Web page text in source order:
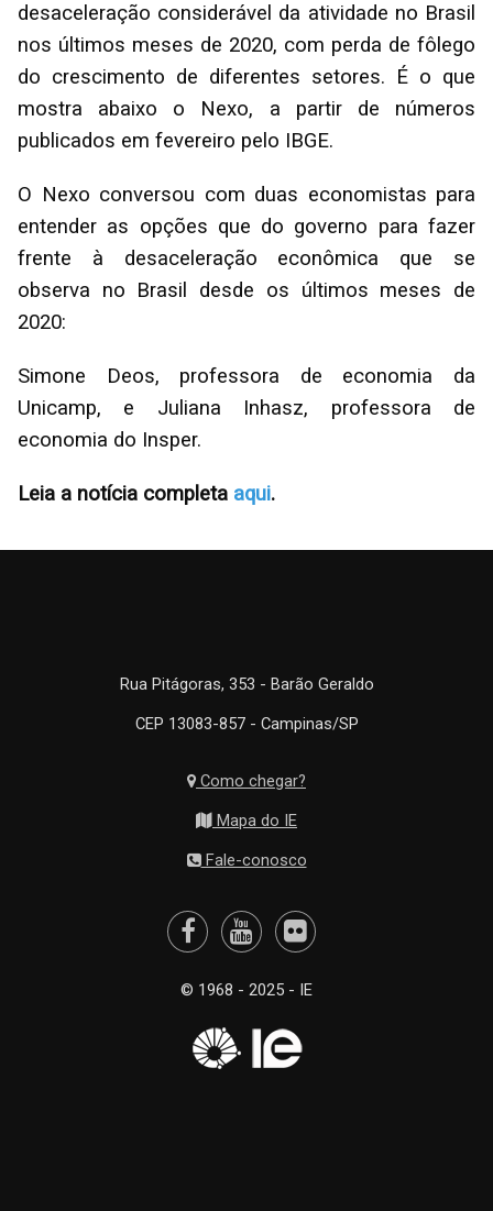
desaceleração considerável da atividade no Brasil
nos últimos meses de 2020, com perda de fôlego
do crescimento de diferentes setores. É o que
mostra abaixo o Nexo, a partir de números
publicados em fevereiro pelo IBGE.
O Nexo conversou com duas economistas para
entender as opções que do governo para fazer
frente à desaceleração econômica que se
observa no Brasil desde os últimos meses de
2020:
Simone Deos, professora de economia da
Unicamp, e Juliana Inhasz, professora de
economia do Insper.
Leia a notícia completa aqui.
Rua Pitágoras, 353 - Barão Geraldo
CEP 13083-857 - Campinas/SP
Como chegar?
Mapa do IE
Fale-conosco
© 1968 - 2025 - IE